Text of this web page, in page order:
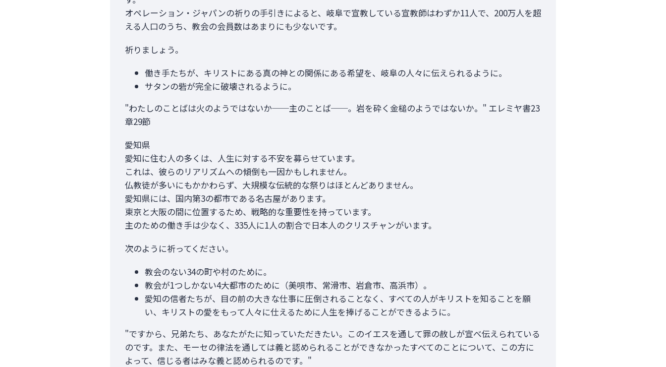
オペレーション・ジャパンの祈りの手引きによると、岐阜で宣教している宣教師はわずか11人で、200万人を超
える人口のうち、教会の会員数はあまりにも少ないです。
祈りましょう。
働き手たちが、キリストにある真の神との関係にある希望を、岐阜の人々に伝えられるように。
サタンの砦が完全に破壊されるように。
"わたしのことばは火のようではないか──主のことば──。岩を砕く金槌のようではないか。" エレミヤ書23
章29節
愛知県
愛知に住む人の多くは、人生に対する不安を募らせています。
これは、彼らのリアリズムへの傾倒も一因かもしれません。
仏教徒が多いにもかかわらず、大規模な伝統的な祭りはほとんどありません。
愛知県には、国内第3の都市である名古屋があります。
東京と大阪の間に位置するため、戦略的な重要性を持っています。
主のための働き手は少なく、335人に1人の割合で日本人のクリスチャンがいます。
次のように祈ってください。
教会のない34の町や村のために。
教会が1つしかない4大都市のために（美唄市、常滑市、岩倉市、高浜市）。
愛知の信者たちが、目の前の大きな仕事に圧倒されることなく、すべての人がキリストを知ることを願
い、キリストの愛をもって人々に仕えるために人生を捧げることができるように。
"ですから、兄弟たち、あなたがたに知っていただきたい。このイエスを通して罪の赦しが宣べ伝えられている
のです。また、モーセの律法を通しては義と認められることができなかったすべてのことについて、この方に
よって、信じる者はみな義と認められるのです。"